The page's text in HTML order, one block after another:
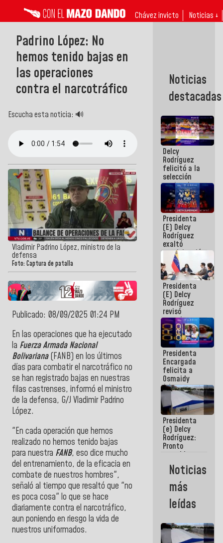
Chávez invicto Noticias ↓
Padrino López: No
hemos tenido bajas en
las operaciones
contra el narcotráfico
Escucha esta noticia: 🔊
Vladimir Padrino López, ministro de la
defensa
Foto: Captura de patalla
Publicado: 08/09/2025 01:24 PM
En las operaciones que ha ejecutado
la Fuerza Armada Nacional
Bolivariana(FANB) en los últimos
días para combatir el narcotráfico no
se han registrado bajas en nuestras
filas castrenses, informó el ministro
de la defensa, G/J Vladimir Padrino
López.
"En cada operación que hemos
realizado no hemos tenido bajas
para nuestra FANB, eso dice mucho
del entrenamiento, de la eficacia en
combate de nuestros hombres",
señaló al tiempo que resaltó que "no
es poca cosa" lo que se hace
diariamente contra el narcotráfico,
aun poniendo en riesgo la vida de
nuestros uniformados.
Noticias
destacadas
Delcy
Rodríguez
felicitó a la
selección
nacional
masculina
de voleibol
campeona
de la Copa
Panamericana
Sub-17
Presidenta
(E) Delcy
Rodríguez
exaltó
participación
de
Venezuela
en Juegos
Centroamericanos
y del Caribe
2026
Presidenta
(E) Delcy
Rodríguez
revisó
agenda
económica y
ejecución de
fondos de
emergencia
post-sismos
Presidenta
Encargada
felicita a
Osmaidy
Arias y
Giraly
Marcano por
hacer
historia en
los
Centroamericanos
Presidenta
(e) Delcy
Rodríguez:
Pronto
restableceremos
las
operaciones
Aeropuerto
Internacional
de
Noticias
más
leídas